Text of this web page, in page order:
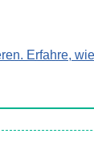
Erfahre,